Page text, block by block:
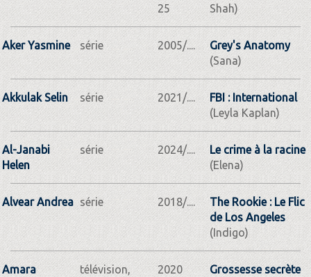
25
Shah)
Aker Yasmine série 2005/....
Grey's Anatomy
(Sana)
Akkulak Selin série 2021/....
FBI : International
(Leyla Kaplan)
Al-Janabi
Helen
série 2024/....
Le crime à la racine
(Elena)
Alvear Andrea série 2018/....
The Rookie : Le Flic
de Los Angeles
(Indigo)
Amara
télévision,
2020
Grossesse secrète